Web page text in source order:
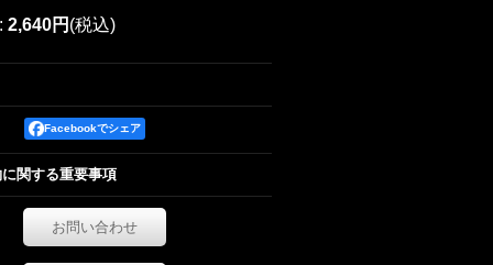
: 2,640円 (税込)
Facebookでシェア
関する重要事項
お問い合わせ